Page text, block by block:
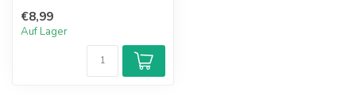
€8,99
Auf Lager